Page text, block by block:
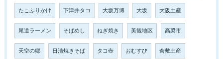
たこふりかけ 下津井タコ 大坂万博 大坂 大阪土産
尾道ラーメン そばめし ねぎ焼き 美観地区 高梁市
天空の郷 日清焼きそば タコ壺 おむすび 倉敷土産